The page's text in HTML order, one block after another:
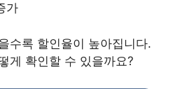
가
수록 할인율이 높아집니다.
게 확인할 수 있을까요?